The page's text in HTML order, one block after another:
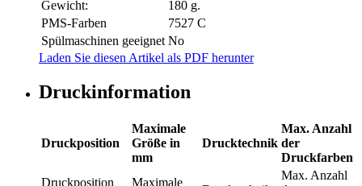
Gewicht:
180 g.
PMS-Farben
7527 C
Spülmaschinen geeignet No
Laden Sie diesen Artikel als PDF herunter
Druckinformation
Druckposition
Maximale
Größe in
mm
Drucktechnik
Max. Anzahl
der
Druckfarben
Druckposition
Maximale
Max. Anzahl